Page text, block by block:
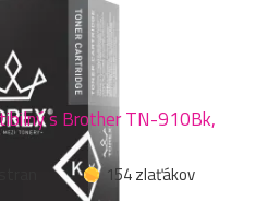
s Brother TN-910Bk,
154 zlaťákov